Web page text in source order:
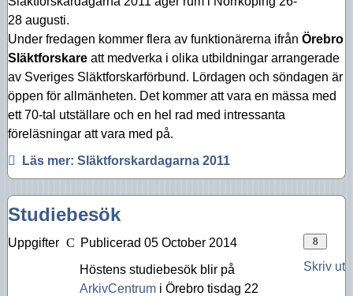
28 augusti.
Under fredagen kommer flera av funktionärerna ifrån Örebro
Släktforskare att medverka i olika utbildningar arrangerade
av Sveriges Släktforskarförbund. Lördagen och söndagen är
öppen för allmänheten. Det kommer att vara en mässa med
ett 70-tal utställare och en hel rad med intressanta
föreläsningar att vara med på.
Läs mer: Släktforskardagarna 2011
Studiebesök
Skriv ut
Uppgifter
Publicerad 05 October 2014
Höstens studiebesök blir på
ArkivCentrum i Örebro tisdag 22